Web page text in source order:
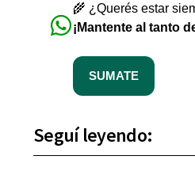
🌾 ¿Querés estar
¡Mantente al tanto
SUMATE
Seguí leyendo: